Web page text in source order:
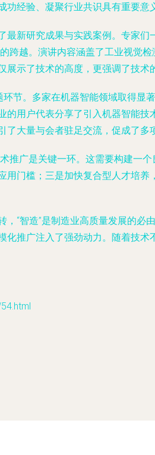
经验、凝聚行业共识具有重要意
新研究成果与实践案例。专家
跨越。演讲内容涵盖了工业视
示了技术的高度，更强调了技术
节。多家在机器智能领域取得
用户代表分享了引入机器智能
大量与会者驻足交流，促成了多
推广是关键一环。这需要构建一
门槛；三是加快复合型人才培
“智造”是制造业高质量发展的
推广注入了强劲动力。随着技